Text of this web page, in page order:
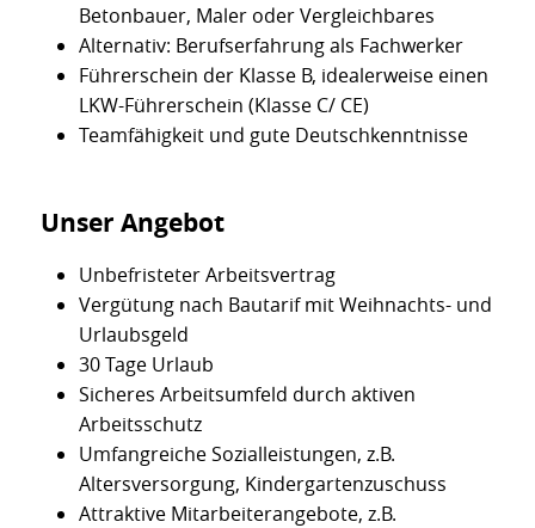
Betonbauer, Maler oder Vergleichbares
Alternativ: Berufserfahrung als Fachwerker
Führerschein der Klasse B, idealerweise einen
LKW-Führerschein (Klasse C/ CE)
Teamfähigkeit und gute Deutschkenntnisse
Unser Angebot
Unbefristeter Arbeitsvertrag
Vergütung nach Bautarif mit Weihnachts- und
Urlaubsgeld
30 Tage Urlaub
Sicheres Arbeitsumfeld durch aktiven
Arbeitsschutz
Umfangreiche Sozialleistungen, z.B.
Altersversorgung, Kindergartenzuschuss
Attraktive Mitarbeiterangebote, z.B.